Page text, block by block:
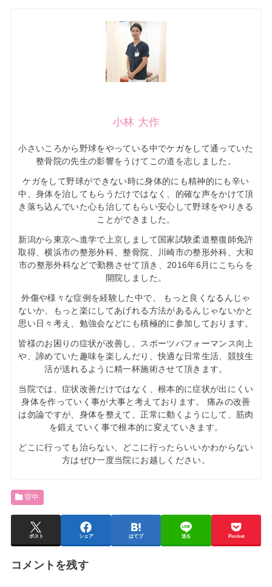
小林 大作
小さいころから野球をやっている中でケガをして通っていた
整骨院の先生の影響をうけてこの道を志しました。
ケガをして野球ができない時に身体的にも精神的にも辛い
中、身体を治してもらうだけではなく、的確な声をかけて頂
き落ち込んでいた心も治してもらい安心して野球をやりきる
ことができました。
新潟から東京へ進学で上京しまして国家試験柔道整復師免許
取得、横浜市の整形外科、整骨院、川崎市の整形外科、大和
市の整形外科などで勤務させて頂き、2016年6月にこちらを
開院しました。
外傷や様々な症例を経験した中で、 もっと良くなるんじゃ
ないか、もっと楽にしてあげれる方法があるんじゃないかと
思い日々考え、勉強会などにも積極的に参加しております。
皆様のお困りの症状が改善し、スポーツパフォーマンス向上
や、諦めていた趣味を楽しんだり、快適な日常生活、競技生
活が送れるように精一杯施術させて頂きます。
当院では、症状改善だけではなく、根本的に症状が出にくい
身体を作っていく事が大事と考えております。 痛みの改善
は勿論ですが、身体を整えて、正常に動くようにして、筋肉
を鍛えていく事で根本的に変えていきます。
どこに行っても治らない、どこに行ったらいいかわからない
方はぜひ一度当院にお越しください。
背中
ポスト シェア はてブ 送る Pocket
コメントを残す